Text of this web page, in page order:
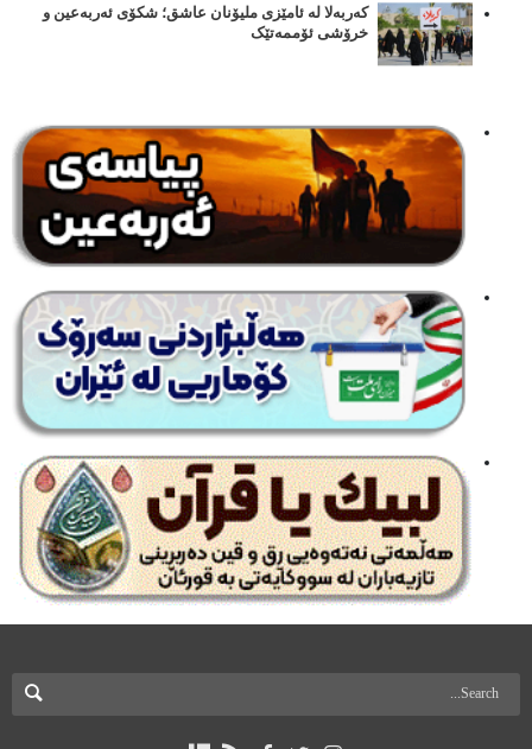
کەربەلا لە ئامێزی ملیۆنان عاشق؛ شکۆی ئەربەعین و
خرۆشی ئۆممەتێک